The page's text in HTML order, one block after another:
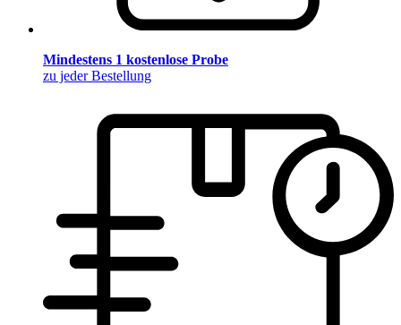
Mindestens 1 kostenlose Probe
zu jeder Bestellung